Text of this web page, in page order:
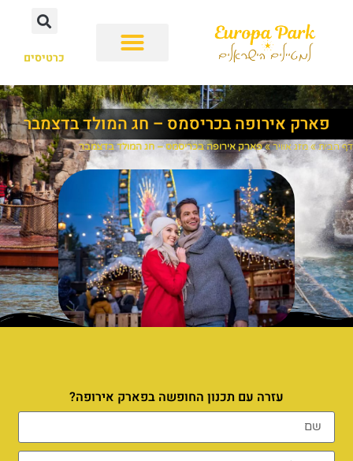
כרטיסים
פארק אירופה בכריסמס – חג המולד בדצמבר
דף הבית» מזג אוויר»פארק אירופה בכריסמס – חג המולד בדצמבר
עזרה עם תכנון החופשה בפארק אירופה?